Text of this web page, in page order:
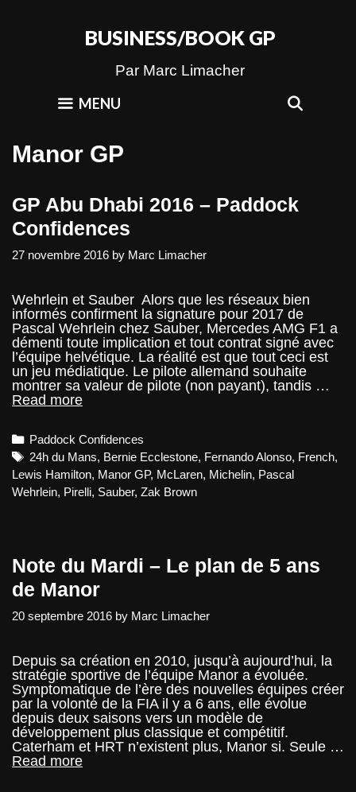
BUSINESS/BOOK GP
Par Marc Limacher
MENU
Manor GP
GP Abu Dhabi 2016 – Paddock
Confidences
27 novembre 2016 by Marc Limacher
Wehrlein et Sauber Alors que les réseaux bien
informés confirment la signature pour 2017 de
Pascal Wehrlein chez Sauber, Mercedes AMG F1 a
démenti toute implication et tout contrat signé avec
l’équipe helvétique. La réalité est que tout ceci est
un jeu médiatique. Le pilote allemand souhaite
montrer sa valeur de pilote (non payant), tandis …
Read moreGP
2016
–
Paddock
Confidences
Categories
Paddock Confidences
Tags
24h du Mans, Bernie Ecclestone, Fernando Alonso, French,
Lewis Hamilton, Manor GP, McLaren, Michelin, Pascal
Wehrlein, Pirelli, Sauber, Zak Brown
Note du Mardi – Le plan de 5 ans
de Manor
20 septembre 2016 by Marc Limacher
Depuis sa création en 2010, jusqu’à aujourd’hui, la
stratégie sportive de l’équipe Manor a évoluée.
Symptomatique de l’ère des nouvelles équipes créer
par la volonté de la FIA il y a 6 ans, elle évolue
depuis deux saisons vers un modèle de
développement plus classique et compétitif.
Caterham et HRT n’existent plus, Manor si. Seule …
Read moreNote